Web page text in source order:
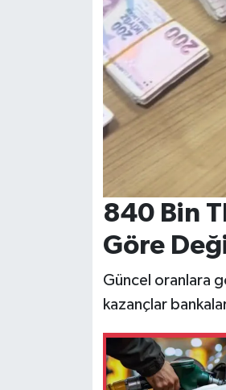
840 Bin
Göre
Güncel oranlara
kazançlar